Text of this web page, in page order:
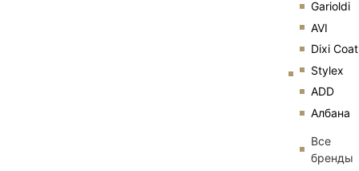
Garioldi
AVI
Dixi Coat
Stylex
ADD
Албана
Все
бренды